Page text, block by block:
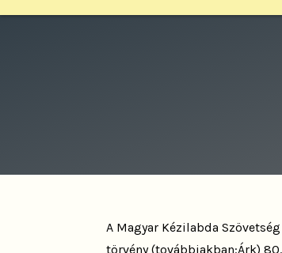
A Magyar Kézilabda
törvény (továbbiakban:Árk)